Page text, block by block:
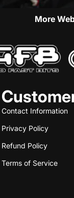
More
Contact Information
Privacy Policy
Refund Policy
Terms of Service